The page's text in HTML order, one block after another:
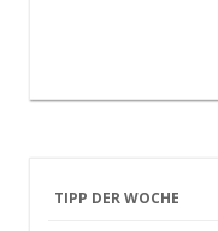
TIPP DER WOCHE